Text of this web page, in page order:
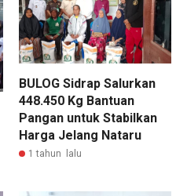
BULOG Sidrap Salurkan
448.450 Kg Bantuan
Pangan untuk Stabilkan
Harga Jelang Nataru
1 tahun lalu